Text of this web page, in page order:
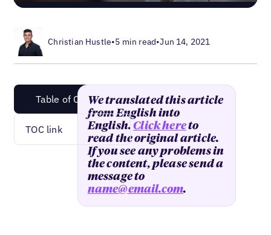
Christian Hustle•5 min read•Jun 14, 2021
Table of Content
TOC link
We translated this article
from English into
English.Click hereto
read the original article.
If you see any problems in
the content, please send a
message to
name@email.com.